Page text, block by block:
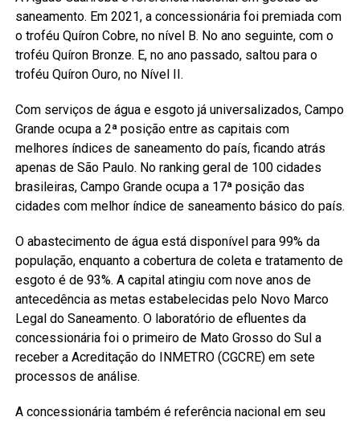
saneamento. Em 2021, a concessionária foi premiada com
o troféu Quíron Cobre, no nível B. No ano seguinte, com o
troféu Quíron Bronze. E, no ano passado, saltou para o
troféu Quíron Ouro, no Nível II.
Com serviços de água e esgoto já universalizados, Campo
Grande ocupa a 2ª posição entre as capitais com
melhores índices de saneamento do país, ficando atrás
apenas de São Paulo. No ranking geral de 100 cidades
brasileiras, Campo Grande ocupa a 17ª posição das
cidades com melhor índice de saneamento básico do país.
O abastecimento de água está disponível para 99% da
população, enquanto a cobertura de coleta e tratamento de
esgoto é de 93%. A capital atingiu com nove anos de
antecedência as metas estabelecidas pelo Novo Marco
Legal do Saneamento. O laboratório de efluentes da
concessionária foi o primeiro de Mato Grosso do Sul a
receber a Acreditação do INMETRO (CGCRE) em sete
processos de análise.
A concessionária também é referência nacional em seu